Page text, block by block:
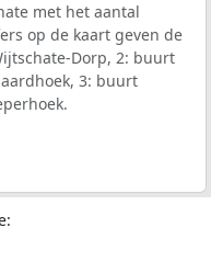
met het aantal
op de kaart geven de
Dorp, 2: buurt
3: buurt